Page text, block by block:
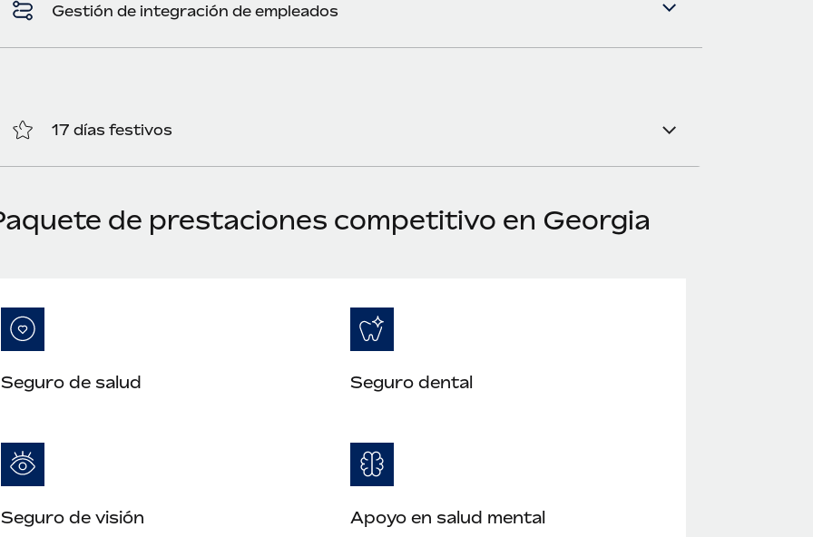
Gestión de integración de empleados
17 días festivos
de prestaciones competitivo en Georgia
Seguro de salud Seguro dental
Seguro de visión Apoyo en salud mental